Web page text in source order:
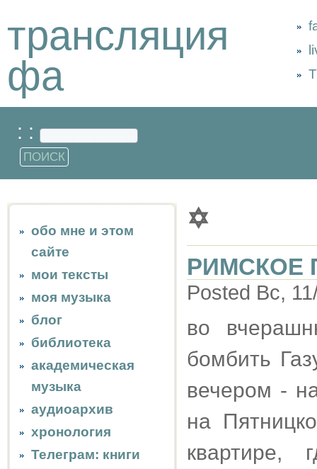
трансляция
фа
: :
обо мне и этом
сайте
мои тексты
моя музыка
блог
библиотека
академическая
музыка
аудиоархив
хронология
Телеграм: книги
✡
РИМСКОЕ
Posted Вс,
во
бомбить
вечером -
на
квартире,